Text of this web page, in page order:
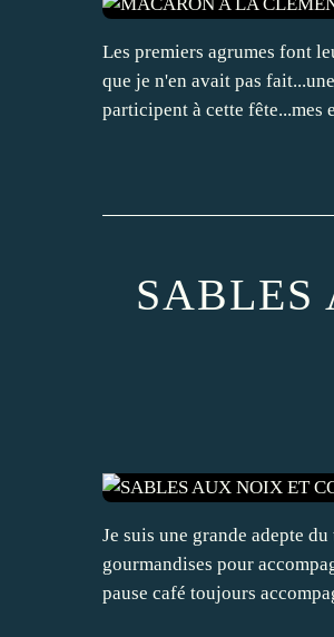
Les premiers agrumes font
que je n'en avait pas
participent à cette fête...mes
SABLES
Je suis une grande adepte
gourmandises pour
pause café toujours